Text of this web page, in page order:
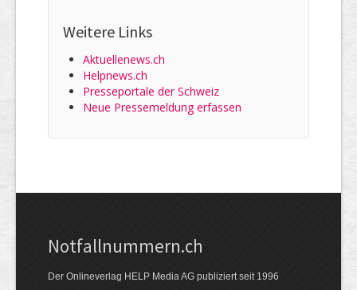
Weitere Links
Aktuellenews.ch
Helpnews.ch
Presseportale der Schweiz
Neue Pressemeldung erfassen
Notfallnummern.ch
Der Onlineverlag HELP Media AG publiziert seit 1996